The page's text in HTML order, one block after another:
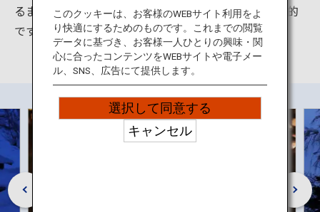
るまいます。夜の闇に浮かぶかまくらの美しさは幻想的
です。
このクッキーは、お客様のWEBサイト利用をよ
り快適にするためのものです。これまでの閲覧
データに基づき、お客様一人ひとりの興味・関
心に合ったコンテンツをWEBサイトや電子メー
ル、SNS、広告にて提供します。
選択して同意する
キャンセル